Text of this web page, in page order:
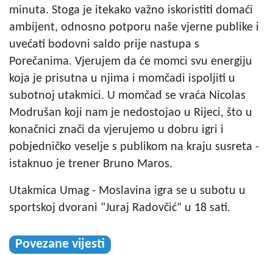
minuta. Stoga je itekako važno iskoristiti domaći
ambijent, odnosno potporu naše vjerne publike i
uvećati bodovni saldo prije nastupa s
Porečanima. Vjerujem da će momci svu energiju
koja je prisutna u njima i momčadi ispoljiti u
subotnoj utakmici. U momčad se vraća Nicolas
Modrušan koji nam je nedostojao u Rijeci, što u
konačnici znači da vjerujemo u dobru igri i
pobjedničko veselje s publikom na kraju susreta -
istaknuo je trener Bruno Maros.
Utakmica Umag - Moslavina igra se u subotu u
sportskoj dvorani "Juraj Radovčić" u 18 sati.
Povezane vijesti